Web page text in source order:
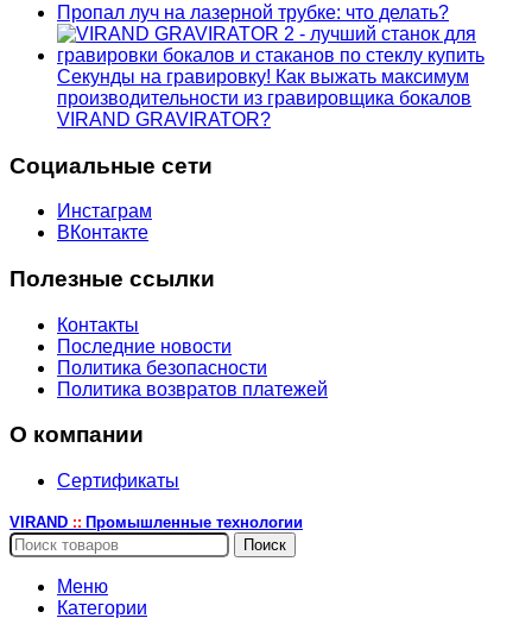
Пропал луч на лазерной трубке: что делать?
Секунды на гравировку! Как выжать максимум
производительности из гравировщика бокалов
VIRAND GRAVIRATOR?
Социальные сети
Инстаграм
ВКонтакте
Полезные ссылки
Контакты
Последние новости
Политика безопасности
Политика возвратов платежей
О компании
Сертификаты
VIRAND :: Промышленные технологии
Поиск
Меню
Категории